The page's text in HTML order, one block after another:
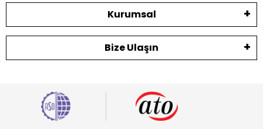
Kurumsal
Bize Ulaşın